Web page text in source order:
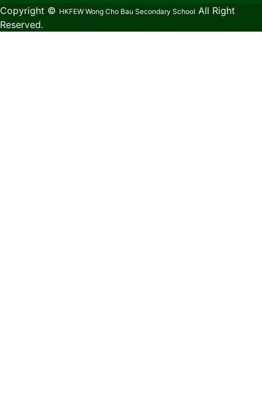
教育傳媒集團 GoodSchool.hk
Copyright © HKFEW Wong Cho Bau Secondary School All Right
Reserved.